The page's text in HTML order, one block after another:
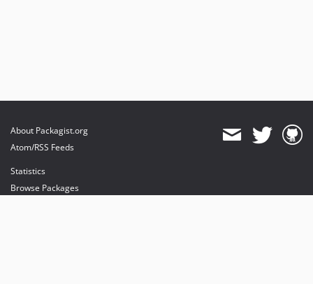
About Packagist.org
Atom/RSS Feeds
Statistics
Browse Packages